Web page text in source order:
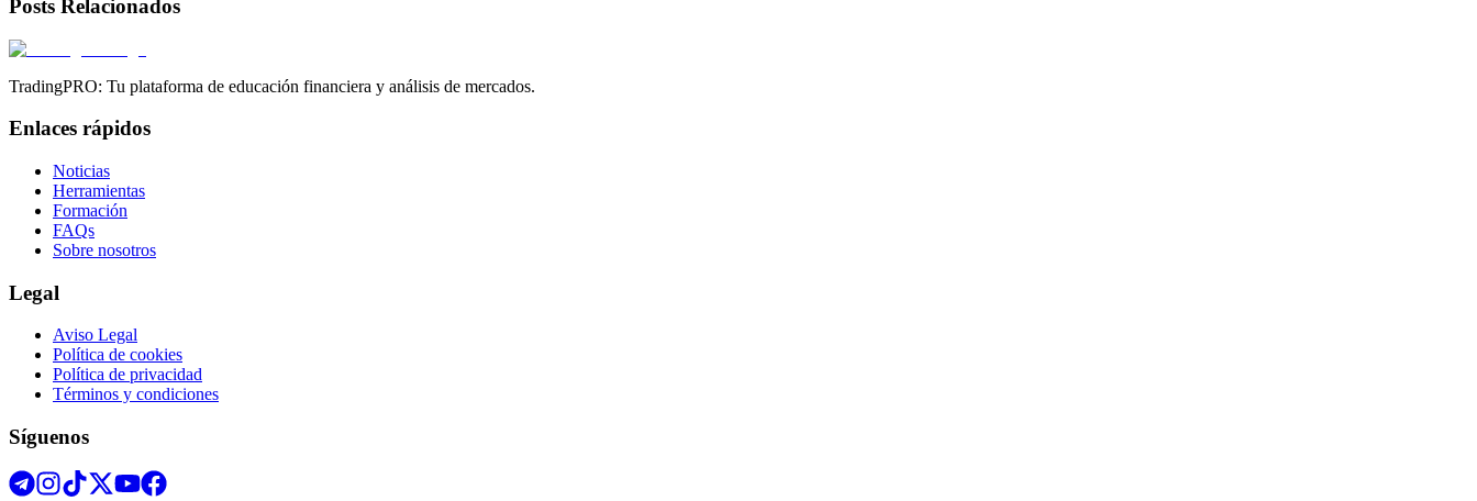
Posts Relacionados
TradingPRO: Tu plataforma de educación financiera y análisis de mercados.
Enlaces rápidos
Noticias
Herramientas
Formación
FAQs
Sobre nosotros
Legal
Aviso Legal
Política de cookies
Política de privacidad
Términos y condiciones
Síguenos